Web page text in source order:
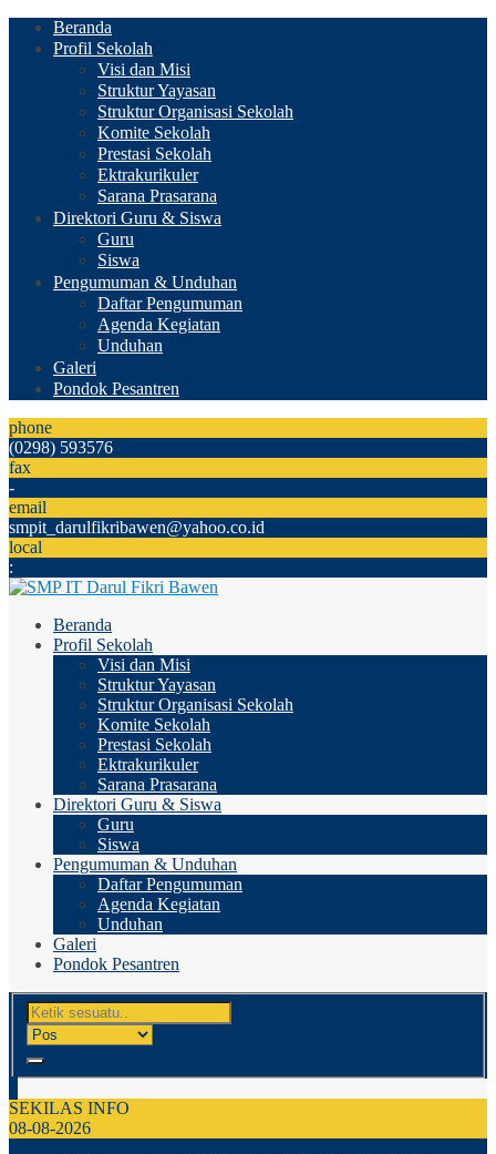
Beranda
Profil Sekolah
Visi dan Misi
Struktur Yayasan
Struktur Organisasi Sekolah
Komite Sekolah
Prestasi Sekolah
Ektrakurikuler
Sarana Prasarana
Direktori Guru & Siswa
Guru
Siswa
Pengumuman & Unduhan
Daftar Pengumuman
Agenda Kegiatan
Unduhan
Galeri
Pondok Pesantren
phone
(0298) 593576
fax
-
email
smpit_darulfikribawen@yahoo.co.id
local
:
Beranda
Profil Sekolah
Visi dan Misi
Struktur Yayasan
Struktur Organisasi Sekolah
Komite Sekolah
Prestasi Sekolah
Ektrakurikuler
Sarana Prasarana
Direktori Guru & Siswa
Guru
Siswa
Pengumuman & Unduhan
Daftar Pengumuman
Agenda Kegiatan
Unduhan
Galeri
Pondok Pesantren
SEKILAS INFO
08-08-2026